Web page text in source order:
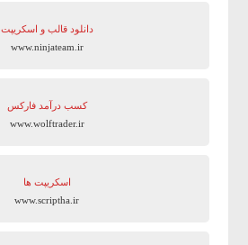
دانلود قالب و اسکریپت
www.ninjateam.ir
کسب درآمد فارکس
www.wolftrader.ir
اسکریپت ها
www.scriptha.ir